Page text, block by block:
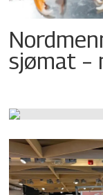
sjømat –